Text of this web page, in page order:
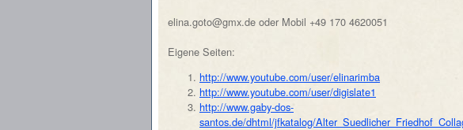
elina.goto@gmx.de oder Mobil +49 170 4620051
Eigene Seiten:
http://www.youtube.com/user/elinarimba
http://www.youtube.com/user/digislate1
http://www.gaby-dos-
santos.de/dhtml/jfkatalog/